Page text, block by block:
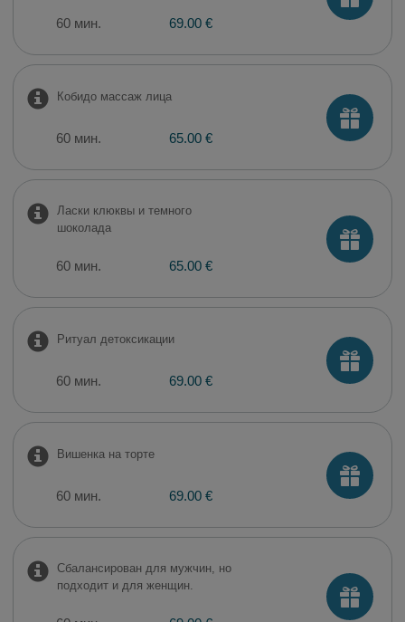
60 мин. 69.00 €
Кобидо массаж лица
60 мин. 65.00 €
Ласки клюквы и темного
шоколада
60 мин. 65.00 €
Ритуал детоксикации
60 мин. 69.00 €
Вишенка на торте
60 мин. 69.00 €
Сбалансирован для мужчин, но
подходит и для женщин.